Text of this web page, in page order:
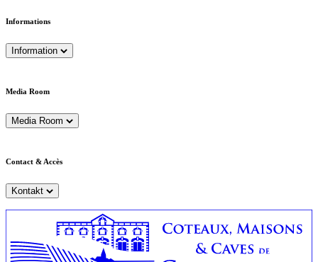
Informations
Information
Media Room
Media Room
Contact & Accès
Kontakt